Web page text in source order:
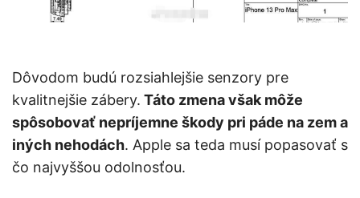
Dôvodom budú rozsiahlejšie senzory pre
kvalitnejšie zábery. Táto zmena však môže
spôsobovať nepríjemne škody pri páde na zem a
iných nehodách. Apple sa teda musí popasovať s
čo najvyššou odolnosťou.